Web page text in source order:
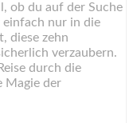
ob du auf der Suche
einfach nur in die
diese zehn
verzaubern.
durch die
Magie der